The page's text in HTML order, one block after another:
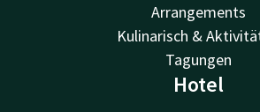
Arrangements
Kulinarisch &
Tagungen
Hotel